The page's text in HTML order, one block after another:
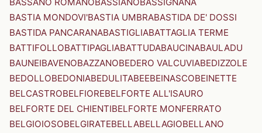
BASTIA MONDOVI'BASTIA UMBRABASTIDA DE' DOSSI
BASTIDA PANCARANABASTIGLIABATTAGLIA TERME
BATTIFOLLOBATTIPAGLIABATTUDABAUCINABAULADU
BAUNEIBAVENOBAZZANOBEDERO VALCUVIABEDIZZOLE
BEDOLLOBEDONIABEDULITABEEBEINASCOBEINETTE
BELCASTROBELFIOREBELFORTE ALL'ISAURO
BELFORTE DEL CHIENTIBELFORTE MONFERRATO
BELGIOIOSOBELGIRATEBELLABELLAGIOBELLANO